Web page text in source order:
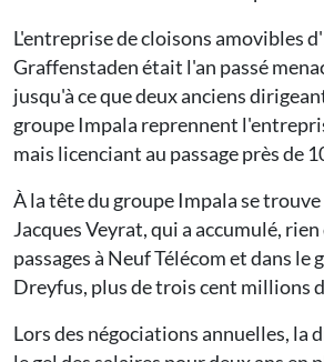
L'entreprise de cloisons amovibles
Graffenstaden était l'an passé
jusqu'à ce que deux anciens
groupe Impala reprennent
mais licenciant au passage près de
À la tête du groupe Impala se
Jacques Veyrat, qui a accumulé, rien
passages à Neuf Télécom et dans le
Dreyfus, plus de trois cent millions
Lors des négociations annuelles, la